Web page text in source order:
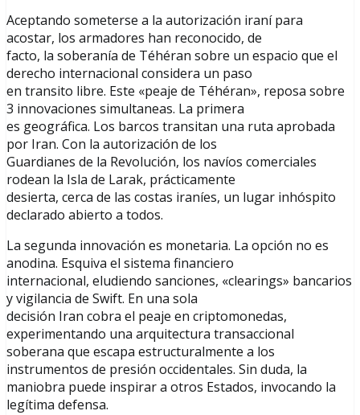
Aceptando someterse a la autorización iraní para
acostar, los armadores han reconocido, de
facto, la soberanía de Téhéran sobre un espacio que el
derecho internacional considera un paso
en transito libre. Este «peaje de Téhéran», reposa sobre
3 innovaciones simultaneas. La primera
es geográfica. Los barcos transitan una ruta aprobada
por Iran. Con la autorización de los
Guardianes de la Revolución, los navíos comerciales
rodean la Isla de Larak, prácticamente
desierta, cerca de las costas iraníes, un lugar inhóspito
declarado abierto a todos.
La segunda innovación es monetaria. La opción no es
anodina. Esquiva el sistema financiero
internacional, eludiendo sanciones, «clearings» bancarios
y vigilancia de Swift. En una sola
decisión Iran cobra el peaje en criptomonedas,
experimentando una arquitectura transaccional
soberana que escapa estructuralmente a los
instrumentos de presión occidentales. Sin duda, la
maniobra puede inspirar a otros Estados, invocando la
legítima defensa.